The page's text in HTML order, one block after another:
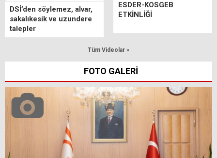
DSİ’den söylemez, alvar,
sakalıkesik ve uzundere
talepler
ESDER-KOSGEB
ETKİNLİĞİ
Tüm Videolar »
FOTO GALERİ